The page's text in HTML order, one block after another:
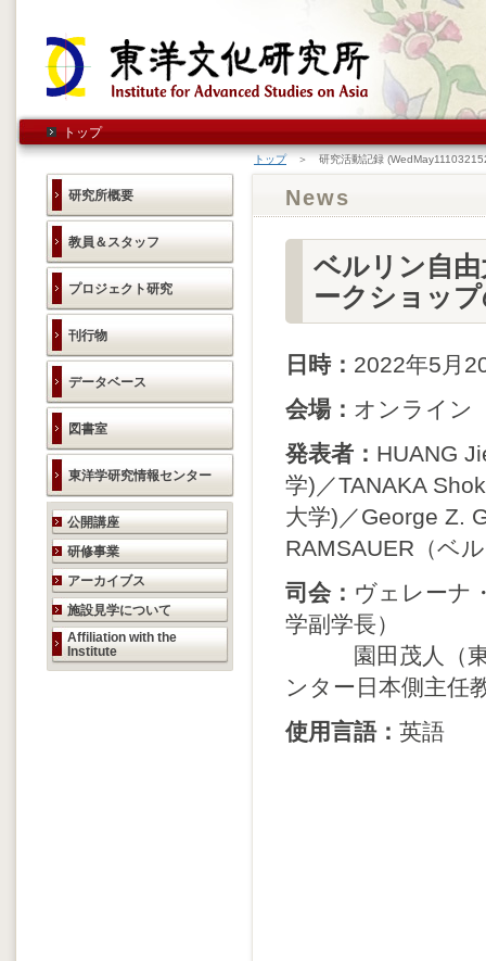
トップ
研究所概要
教員＆スタッフ
プロジェクト研究
刊行物
データベース
図書室
東洋学研究情報センター
研究活動のご案内
公開講座
研修事業
アーカイブス
施設見学について
Affiliation with the
Institute
トップ＞ 研究活動記録
News
ベルリン自
ークショッ
日時： 2022年5月
会場： オンライン
発表者： HUANG
学)／TANAKA
大学)／George Z.
RAMSAUER（ベ
司会： ヴェレーナ
学副学長）
園田茂人（東京
ンター日本側主任
使用言語： 英語